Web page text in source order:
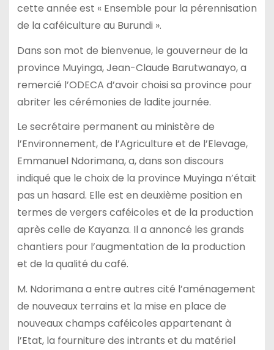
cette année est « Ensemble pour la pérennisation
de la caféiculture au Burundi ».
Dans son mot de bienvenue, le gouverneur de la
province Muyinga, Jean-Claude Barutwanayo, a
remercié l’ODECA d’avoir choisi sa province pour
abriter les cérémonies de ladite journée.
Le secrétaire permanent au ministère de
l’Environnement, de l’Agriculture et de l’Elevage,
Emmanuel Ndorimana, a, dans son discours
indiqué que le choix de la province Muyinga n’était
pas un hasard. Elle est en deuxième position en
termes de vergers caféicoles et de la production
après celle de Kayanza. Il a annoncé les grands
chantiers pour l’augmentation de la production
et de la qualité du café.
M. Ndorimana a entre autres cité l’aménagement
de nouveaux terrains et la mise en place de
nouveaux champs caféicoles appartenant à
l’Etat, la fourniture des intrants et du matériel